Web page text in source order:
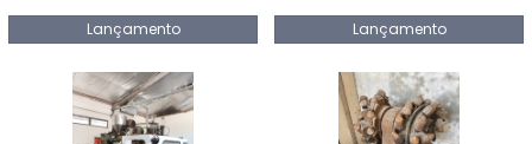
Lançamento Lançamento